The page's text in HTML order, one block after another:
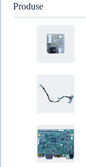
Produse